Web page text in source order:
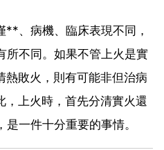
、病機、臨床表現不同，
不同。如果不管上火是實
熱敗火，則有可能非但治病
上火時，首先分清實火還
一件十分重要的事情。